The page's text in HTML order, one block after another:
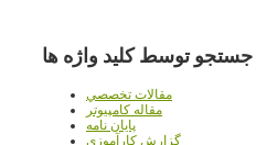
جستجو توسط کلید واژه ها
مقالات تخصصي
مقاله کامپیوتر
پایان نامه
گزارش کارآموزي